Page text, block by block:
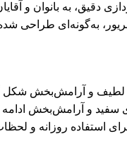
دقیق، به بانوان و
به‌گونه‌ای طراحی
لطیف و آرامش‌بخش
سفید و آرامش‌بخش